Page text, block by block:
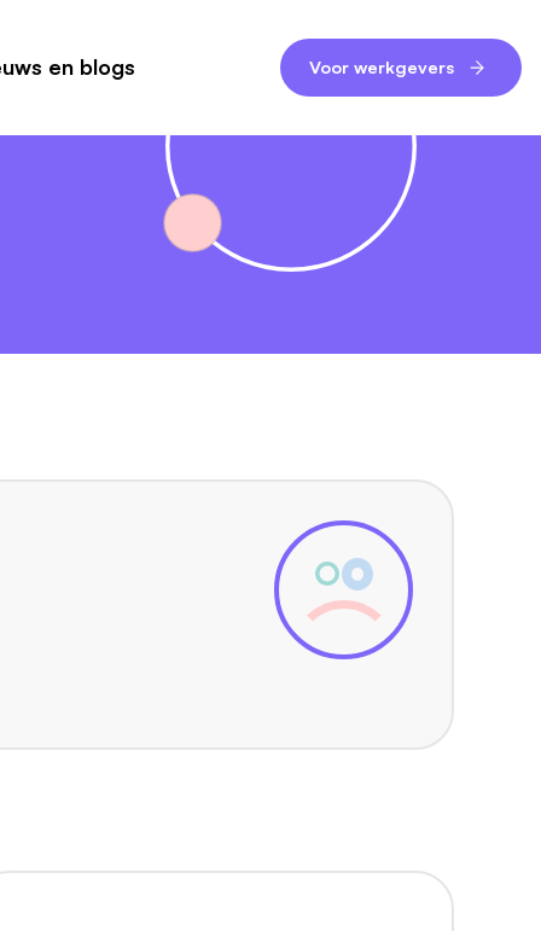
en blogs Voor werkgevers